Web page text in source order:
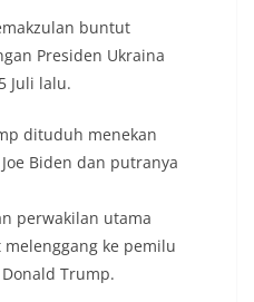
buntut
Presiden Ukraina
Juli lalu.
dituduh menekan
Biden dan putranya
perwakilan utama
ke pemilu
Trump.